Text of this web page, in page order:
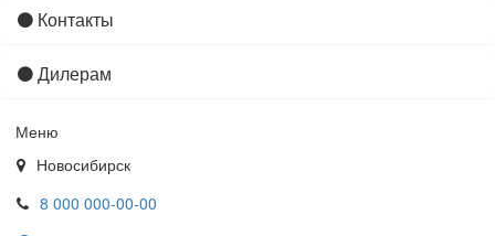
Контакты
Дилерам
Меню
Новосибирск
8 000 000-00-00